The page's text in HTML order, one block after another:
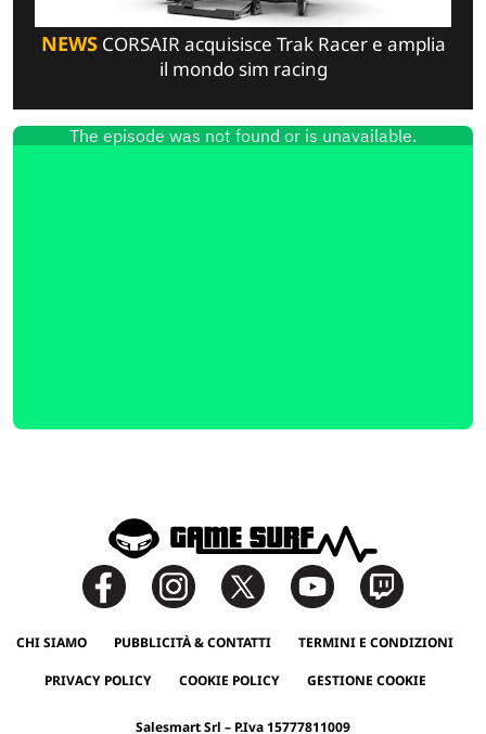
NEWSCORSAIR acquisisce Trak Racer e amplia
il mondo sim racing
CHI SIAMO PUBBLICITÀ & CONTATTI TERMINI E CONDIZIONI
PRIVACY POLICY COOKIE POLICY GESTIONE COOKIE
Salesmart Srl – P.Iva 15777811009